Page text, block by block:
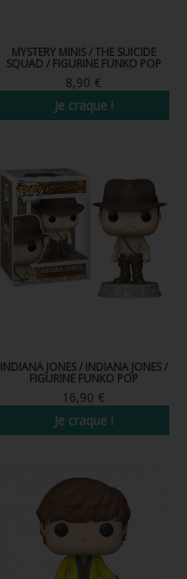
MYSTERY MINIS / THE SUICIDE
SQUAD / FIGURINE FUNKO POP
8,90 €
Je craque !
INDIANA JONES / INDIANA JONES /
FIGURINE FUNKO POP
16,90 €
Je craque !